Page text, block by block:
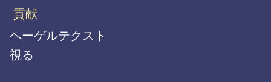
貢献
ヘーゲルテクスト
視る